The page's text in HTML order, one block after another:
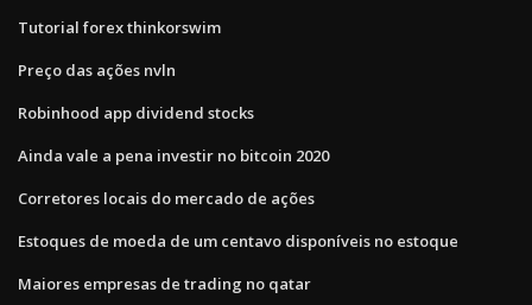
Tutorial forex thinkorswim
Preço das ações nvln
Robinhood app dividend stocks
Ainda vale a pena investir no bitcoin 2020
Corretores locais do mercado de ações
Estoques de moeda de um centavo disponíveis no estoque
Maiores empresas de trading no qatar